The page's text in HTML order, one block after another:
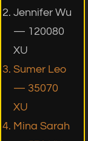
Jennifer Wu
— 120080
XU
Sumer Leo
— 35070
XU
Mina Sarah